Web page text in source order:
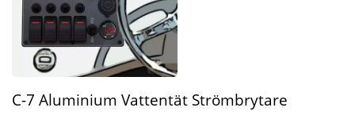
C-7 Aluminium Vattentät Strömbrytare